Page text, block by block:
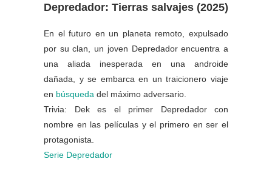
Depredador: Tierras salvajes (2025)
En el futuro en un planeta remoto, expulsado
por su clan, un joven Depredador encuentra a
una aliada inesperada en una androide
dañada, y se embarca en un traicionero viaje
en búsqueda del máximo adversario.
Trivia: Dek es el primer Depredador con
nombre en las películas y el primero en ser el
protagonista.
Serie Depredador